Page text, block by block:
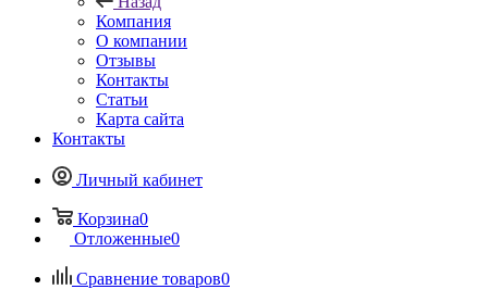
Компания
О компании
Отзывы
Контакты
Статьи
Карта сайта
Контакты
Личный кабинет
Корзина0
Отложенные0
Сравнение товаров0